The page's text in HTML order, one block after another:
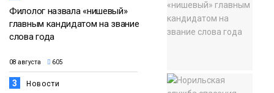
Филолог назвала «нишевый»
главным кандидатом на звание
слова года
08 августа 605
3 Новости